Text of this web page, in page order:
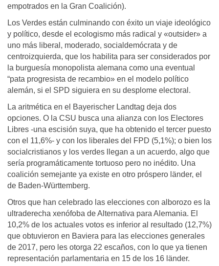
empotrados en la Gran Coalición).
Los Verdes están culminando con éxito un viaje ideológico
y político, desde el ecologismo más radical y «outsider» a
uno más liberal, moderado, socialdemócrata y de
centroizquierda, que los habilita para ser considerados por
la burguesía monopolista alemana como una eventual
“pata progresista de recambio» en el modelo político
alemán, si el SPD siguiera en su desplome electoral.
La aritmética en el Bayerischer Landtag deja dos
opciones. O la CSU busca una alianza con los Electores
Libres -una escisión suya, que ha obtenido el tercer puesto
con el 11,6%- y con los liberales del FPD (5,1%); o bien los
socialcristianos y los verdes llegan a un acuerdo, algo que
sería programáticamente tortuoso pero no inédito. Una
coalición semejante ya existe en otro próspero länder, el
de Baden-Württemberg.
Otros que han celebrado las elecciones con alborozo es la
ultraderecha xenófoba de Alternativa para Alemania. El
10,2% de los actuales votos es inferior al resultado (12,7%)
que obtuvieron en Baviera para las elecciones generales
de 2017, pero les otorga 22 escaños, con lo que ya tienen
representación parlamentaria en 15 de los 16 länder.